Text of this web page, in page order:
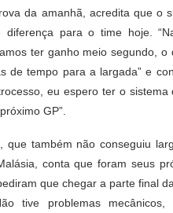
da amanhã, acredita que o
diferença para o time hoje.
ter ganho meio segundo, o
de tempo para a largada” e
eu espero ter o sistema
GP”.
que também não conseguiu
conta que foram seus
que chegar a parte final
tive problemas mecânicos,